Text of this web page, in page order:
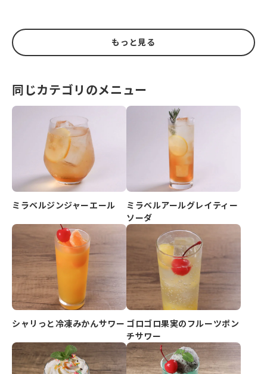
もっと見る
同じカテゴリのメニュー
ミラベルジンジャーエール
ミラベルアールグレイティー
ソーダ
シャリっと冷凍みかんサワー ゴロゴロ果実のフルーツポン
チサワー